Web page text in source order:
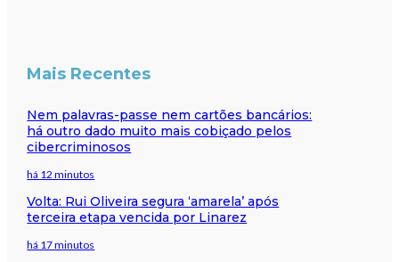
Mais Recentes
Nem palavras-passe nem cartões bancários:
há outro dado muito mais cobiçado pelos
cibercriminosos
há 12 minutos
Volta: Rui Oliveira segura ‘amarela’ após
terceira etapa vencida por Linarez
há 17 minutos